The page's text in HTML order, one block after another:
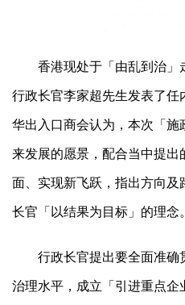
香港现处于「由乱到治」
行政长官李家超先生发表了
华出入口商会认为，本次「
来发展的愿景，配合当中提
面、实现新飞跃，指出方向
长官「以结果为目标」的理念。
行政长官提出要全面准
治理水平，成立「引进重点企